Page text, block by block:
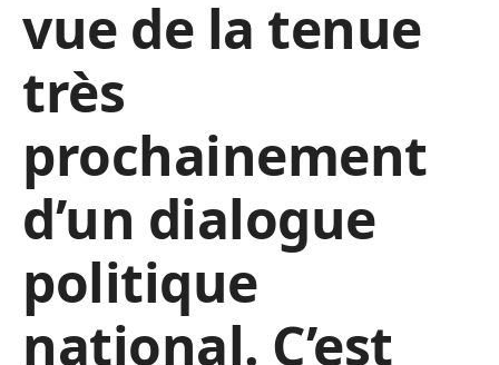
vue de la tenue
très
prochainement
d’un dialogue
politique
national. C’est